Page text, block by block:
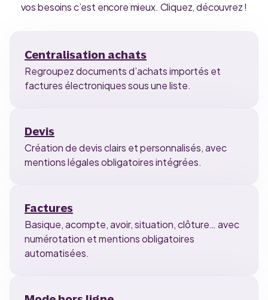
vos besoins c’est encore mieux. Cliquez, découvrez !
Centralisation achats
Regroupez documents d’achats importés et
factures électroniques sous une liste.
Devis
Création de devis clairs et personnalisés, avec
mentions légales obligatoires intégrées.
Factures
Basique, acompte, avoir, situation, clôture… avec
numérotation et mentions obligatoires
automatisées.